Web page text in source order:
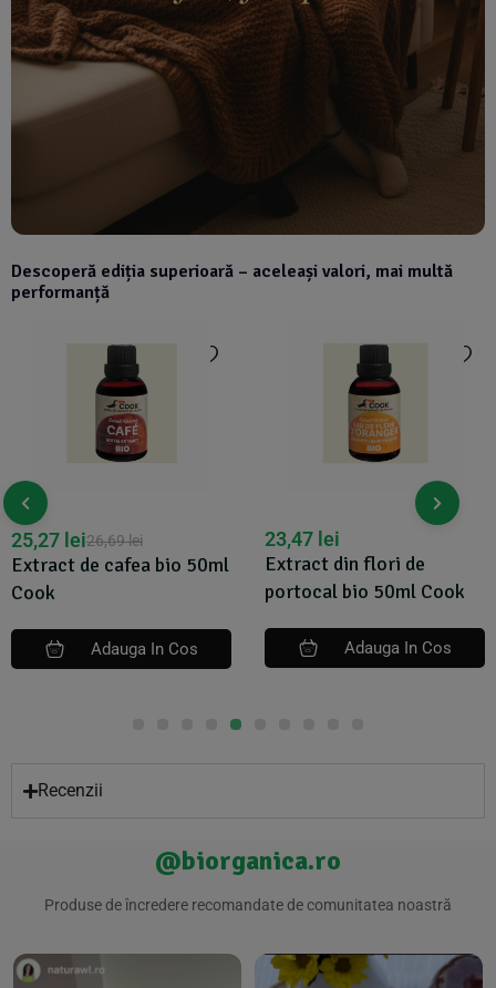
Descoperă ediția superioară – aceleași valori, mai multă
performanță
Extract de cafea bio 50ml
Cook
26,69lei
25,27 lei
Adauga In Cos
Extract din flori de
portocal bio 50ml Cook
23,47 lei
Adauga In Cos
Recenzii
@biorganica.ro
Produse de încredere recomandate de comunitatea noastră